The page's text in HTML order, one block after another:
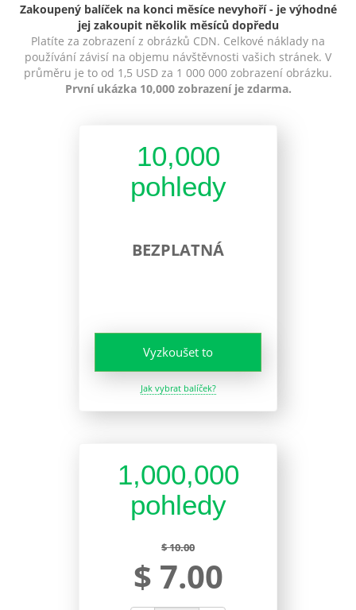
Zakoupený balíček na konci měsíce nevyhoří - je výhodné
jej zakoupit několik měsíců dopředu
Platíte za zobrazení z obrázků CDN. Celkové náklady na
používání závisí na objemu návštěvnosti vašich stránek. V
průměru je to od 1,5 USD za 1 000 000 zobrazení obrázku.
První ukázka 10,000 zobrazení je zdarma.
10,000
pohledy
BEZPLATNÁ
Vyzkoušet to
Jak vybrat balíček?
1,000,000
pohledy
$ 10.00
$ 7.00